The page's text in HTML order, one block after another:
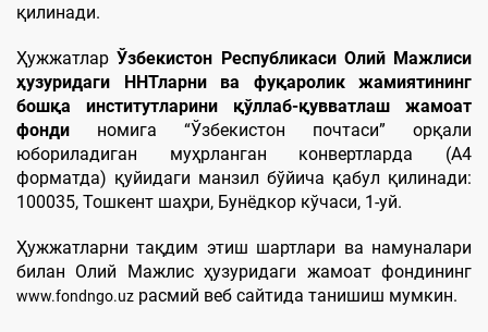
қилинади.
ҲужжатларЎзбекистон Республикаси Олий Мажлиси
ҳузуридаги ННТларни ва фуқаролик жамиятининг
бошқа институтларини қўллаб-қувватлаш жамоат
фонди номига “Ўзбекистон почтаси” орқали
юбориладиган муҳрланган конвертларда (А4
форматда) қуйидаги манзил бўйича қабул қилинади:
100035, Тошкент шаҳри, Бунёдкор кўчаси, 1-уй.
Ҳужжатларни тақдим этиш шартлари ва намуналари
билан Олий Мажлис ҳузуридаги жамоат фондининг
www.fondngo.uz расмий веб сайтида танишиш мумкин.